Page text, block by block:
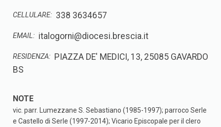
CELLULARE: 338 3634657
EMAIL: italogorni@diocesi.brescia.it
RESIDENZA: PIAZZA DE' MEDICI, 13, 25085 GAVARDO
BS
vic. parr. Lumezzane S. Sebastiano (1985-1997); parroco Serle
e Castello di Serle (1997-2014); Vicario Episcopale per il clero